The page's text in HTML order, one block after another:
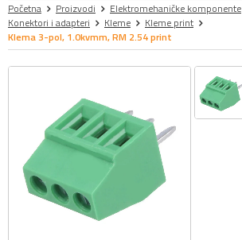
Početna Proizvodi
Elektromehaničke komponente
Konektori i adapteri
Kleme
Kleme print
Klema 3-pol, 1.0kvmm, RM 2.54 print